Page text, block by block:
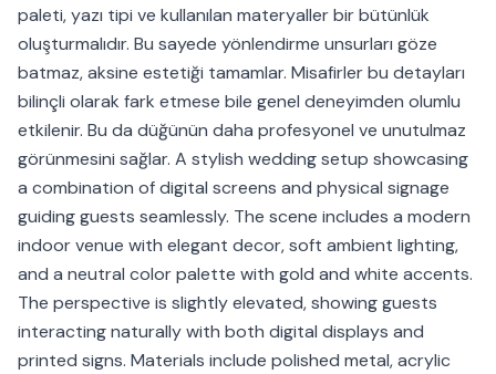
paleti, yazı tipi ve kullanılan materyaller bir bütünlük
oluşturmalıdır. Bu sayede yönlendirme unsurları göze
batmaz, aksine estetiği tamamlar. Misafirler bu detayları
bilinçli olarak fark etmese bile genel deneyimden olumlu
etkilenir. Bu da düğünün daha profesyonel ve unutulmaz
görünmesini sağlar. A stylish wedding setup showcasing
a combination of digital screens and physical signage
guiding guests seamlessly. The scene includes a modern
indoor venue with elegant decor, soft ambient lighting,
and a neutral color palette with gold and white accents.
The perspective is slightly elevated, showing guests
interacting naturally with both digital displays and
printed signs. Materials include polished metal, acrylic